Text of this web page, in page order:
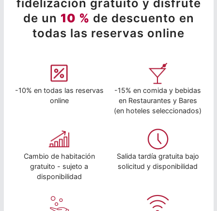
fidelización gratuito y disfrute
de un 10 % de descuento en
todas las reservas online
-10% en todas las reservas
online
-15% en comida y bebidas
en Restaurantes y Bares
(en hoteles seleccionados)
Cambio de habitación
gratuito - sujeto a
disponibilidad
Salida tardía gratuita bajo
solicitud y disponibilidad